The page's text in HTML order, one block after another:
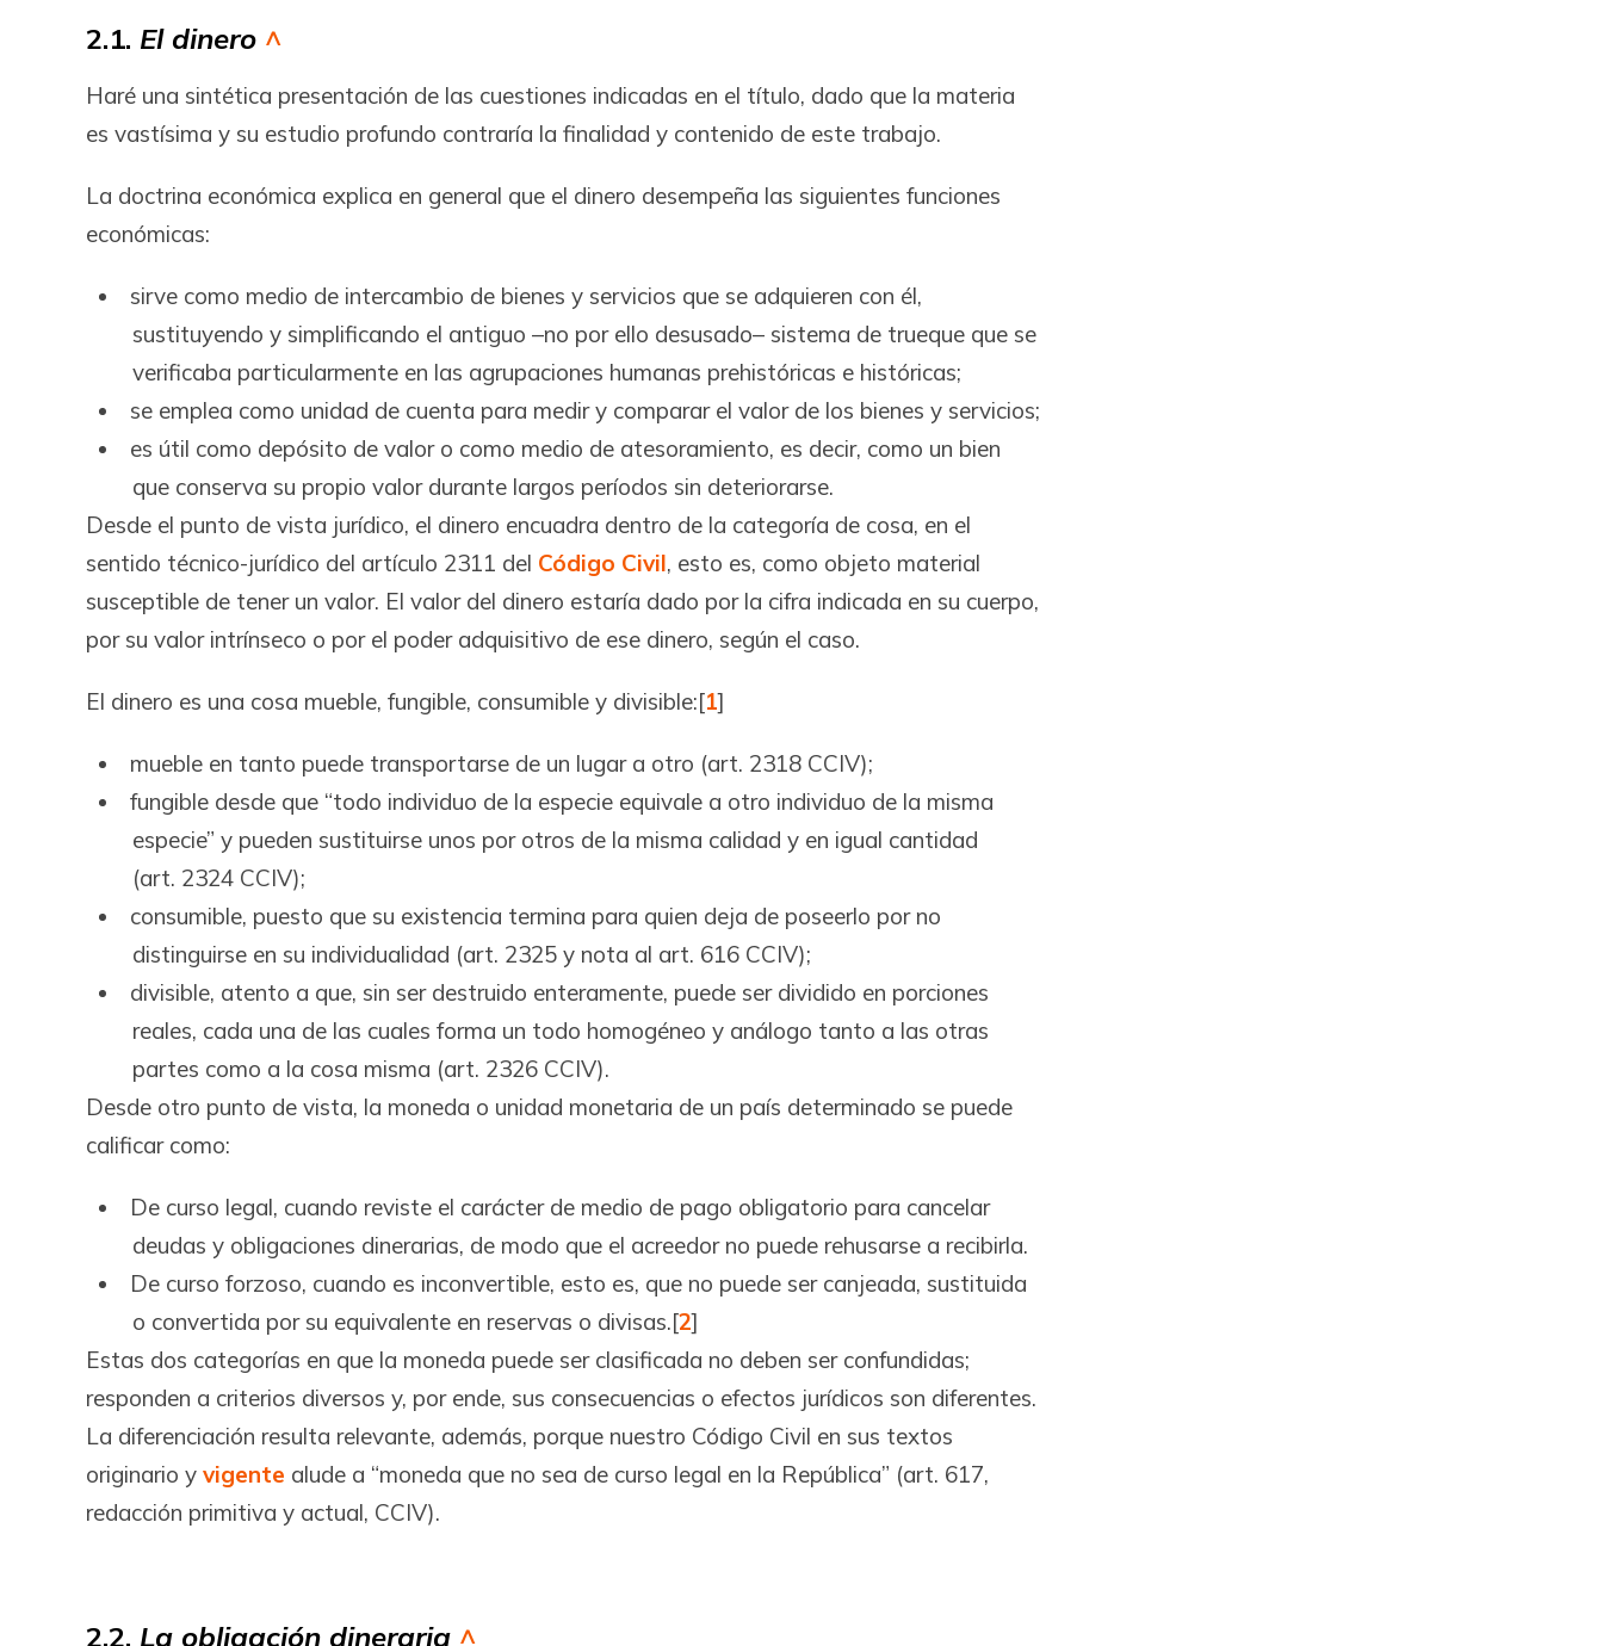
2.1. El dinero ^
Haré una sintética presentación de las cuestiones indicadas en el título, dado que la materia
es vastísima y su estudio profundo contraría la finalidad y contenido de este trabajo.
La doctrina económica explica en general que el dinero desempeña las siguientes funciones
económicas:
sirve como medio de intercambio de bienes y servicios que se adquieren con él,
sustituyendo y simplificando el antiguo –no por ello desusado– sistema de trueque que se
verificaba particularmente en las agrupaciones humanas prehistóricas e históricas;
se emplea como unidad de cuenta para medir y comparar el valor de los bienes y servicios;
es útil como depósito de valor o como medio de atesoramiento, es decir, como un bien
que conserva su propio valor durante largos períodos sin deteriorarse.
Desde el punto de vista jurídico, el dinero encuadra dentro de la categoría de cosa, en el
sentido técnico-jurídico del ar­tícu­lo 2311 del Código Civil, esto es, como objeto material
susceptible de tener un valor. El valor del dinero estaría dado por la cifra indicada en su cuerpo,
por su valor intrínseco o por el poder adquisitivo de ese dinero, según el caso.
El dinero es una cosa mueble, fungible, consumible y divisible:[1]
mueble en tanto puede transportarse de un lugar a otro (art. 2318 CCIV);
fungible desde que “todo individuo de la especie equivale a otro individuo de la misma
especie” y pueden sustituirse unos por otros de la misma calidad y en igual cantidad
(art. 2324 CCIV);
consumible, puesto que su existencia termina para quien deja de poseerlo por no
distinguirse en su individualidad (art. 2325 y nota al art. 616 CCIV);
divisible, atento a que, sin ser destruido enteramente, puede ser dividido en porciones
reales, cada una de las cuales forma un todo homogéneo y análogo tanto a las otras
partes como a la cosa misma (art. 2326 CCIV).
Desde otro punto de vista, la moneda o unidad monetaria de un país determinado se puede
calificar como:
De curso legal, cuando reviste el carácter de medio de pago obligatorio para cancelar
deudas y obligaciones dinerarias, de modo que el acreedor no puede rehusarse a recibirla.
De curso forzoso, cuando es inconvertible, esto es, que no puede ser canjeada, sustituida
o convertida por su equivalente en reservas o divisas.[2]
Estas dos categorías en que la moneda puede ser clasificada no deben ser confundidas;
responden a criterios diversos y, por ende, sus consecuencias o efectos jurídicos son diferentes.
La diferenciación resulta relevante, además, porque nuestro Código Civil en sus textos
originario y vigente alude a “moneda que no sea de curso legal en la República” (art. 617,
redacción primitiva y actual, CCIV).
2.2. La obligación dineraria ^